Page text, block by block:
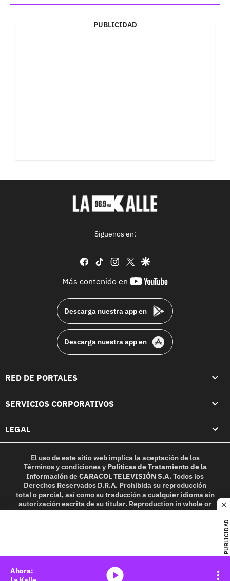
PUBLICIDAD
PUBLICIDAD
Síguenos en:
facebook
tiktok instagram
twittergoogle
Más contenido en
youtube-
Descarga nuestra app en
Descarga nuestra app en
RED DE PORTALES
SERVICIOS CORPORATIVOS
LEGAL
El uso de este sitio web implica la aceptación de los
Términos y condicionesy Políticas de Tratamiento de la
InformacióndeCARACOL TELEVISIÓN S.A.Todos los
Derechos Reservados D.R.A. Prohibida su reproducción
total o parcial, así como su traducción a cualquier idioma sin
autorización escrita de su titular. Reproduction in whole or
in part, or translation without written permission is